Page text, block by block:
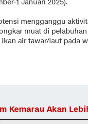
1 Januari 2025).
mengganggu
muat di
air tawar/laut pada
Kemarau Akan